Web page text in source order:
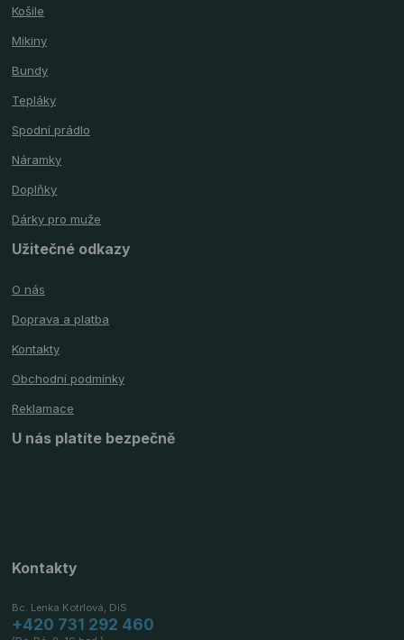
Košile
Mikiny
Bundy
Tepláky
Spodní prádlo
Náramky
Doplňky
Dárky pro muže
Užitečné odkazy
O nás
Doprava a platba
Kontakty
Obchodní podmínky
Reklamace
U nás platíte bezpečně
Kontakty
Bc. Lenka Kotrlová, DiS
+420 731 292 460